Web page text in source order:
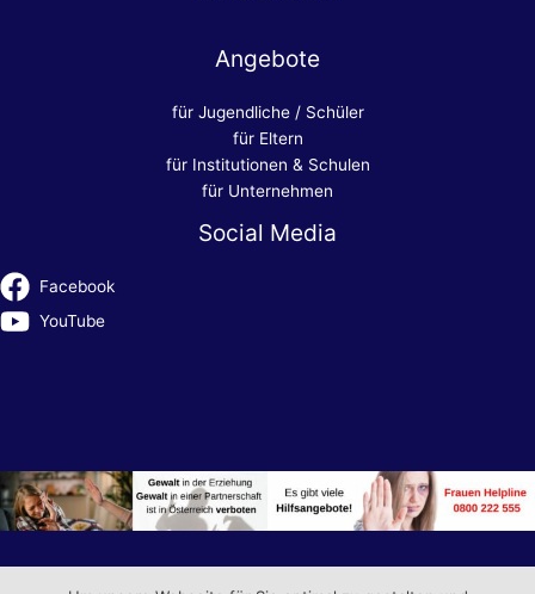
Angebote
für Jugendliche / Schüler
für Eltern
für Institutionen & Schulen
für Unternehmen
Social Media
Facebook
YouTube